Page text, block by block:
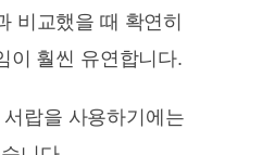
비교했을 때 확연히
이 훨씬 유연합니다.
랍을 사용하기에는